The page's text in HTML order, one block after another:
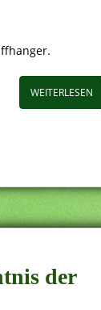
WEITERLESEN
der